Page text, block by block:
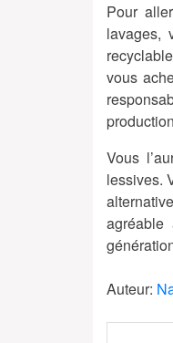
Pour
lavages,
vous
Vous
lessives.
agréable
Auteur: